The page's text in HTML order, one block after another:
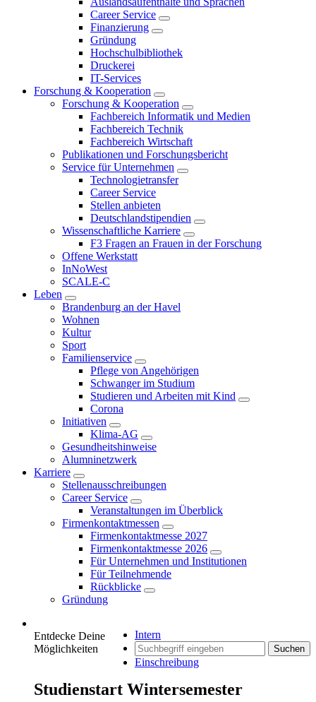
Career Service
Finanzierung
Gründung
Hochschulbibliothek
Druckerei
IT-Services
Forschung & Kooperation
Forschung & Kooperation
Fachbereich Informatik und Medien
Fachbereich Technik
Fachbereich Wirtschaft
Publikationen und Forschungsbericht
Service für Unternehmen
Technologietransfer
Career Service
Stellen anbieten
Deutschlandstipendien
Wissenschaftliche Karriere
F3 Fragen an Frauen in der Forschung
Offene Werkstatt
InNoWest
SCALE-C
Leben
Brandenburg an der Havel
Wohnen
Kultur
Sport
Familienservice
Pflege von Angehörigen
Schwanger im Studium
Studieren und Arbeiten mit Kind
Corona
Initiativen
Klima-AG
Gesundheitshinweise
Alumninetzwerk
Karriere
Stellenausschreibungen
Career Service
Veranstaltungen im Überblick
Firmenkontaktmessen
Firmenkontaktmesse 2027
Firmenkontaktmesse 2026
Für Unternehmen und Institutionen
Für Teilnehmende
Rückblicke
Gründung
Intern
Suchen
Einschreibung
Entdecke Deine
Möglichkeiten
Studienstart Wintersemester